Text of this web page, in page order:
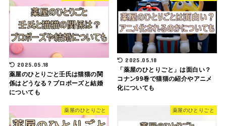
2025.05.18
薬屋のひとりごと壬氏は猫猫の関
係はどうなる？プロポーズと結婚
についても
2025.05.18
「薬屋のひとりごと」は面白い？
コナン99巻で猫猫の紹介やアニメ
化についても
薬屋のひとりごと 薬屋のひとりごと